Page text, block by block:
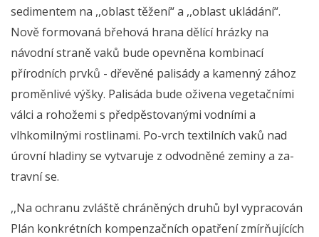
sedimentem na ,,oblast těžení“ a ,,oblast ukládání“.
Nově formovaná břehová hrana dělící hrázky na
návodní straně vaků bude opevněna kombinací
přírodních prvků - dřevěné palisády a kamenný zához
proměnlivé výšky. Palisáda bude oživena vegetačními
válci a rohožemi s předpěstovanými vodními a
vlhkomilnými rostlinami. Po-vrch textilních vaků nad
úrovní hladiny se vytvaruje z odvodněné zeminy a za-
travní se.
,,Na ochranu zvláště chráněných druhů byl vypracován
Plán konkrétních kompenzačních opatření zmírňujících